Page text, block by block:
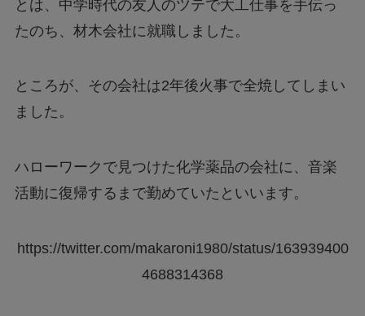
とは、中学時代の友人のツテで大工仕事を手伝っ
たのち、材木会社に就職しました。
ところが、その会社は2年後火事で全焼してしまい
ました。
ハローワークで見つけた化学薬品の会社に、音楽
活動に復帰するまで勤めていたといいます。
https://twitter.com/makaroni1980/status/163939400
4688314368